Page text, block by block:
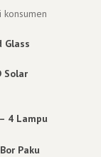
konsumen
Glass
Solar
4 Lampu
Paku